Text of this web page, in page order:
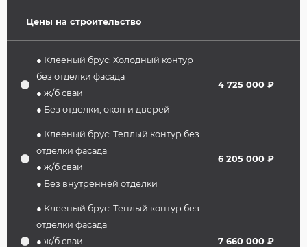
Цены на строительство
● Клееный брус: Холодный контур
без отделки фасада
● ж/б сваи
● Без отделки, окон и дверей
4 725 000 ₽
● Клееный брус: Теплый контур без
отделки фасада
● ж/б сваи
● Без внутренней отделки
6 205 000 ₽
● Клееный брус: Теплый контур без
отделки фасада
● ж/б сваи
7 660 000 ₽